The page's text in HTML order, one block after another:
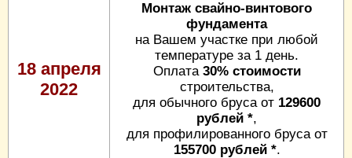
18 апреля
2022
Монтаж свайно-винтового
фундамента
на Вашем участке при любой
температуре за 1 день.
Оплата 30% стоимости
строительства,
для обычного бруса от 129600
рублей *,
для профилированного бруса от
155700 рублей *.